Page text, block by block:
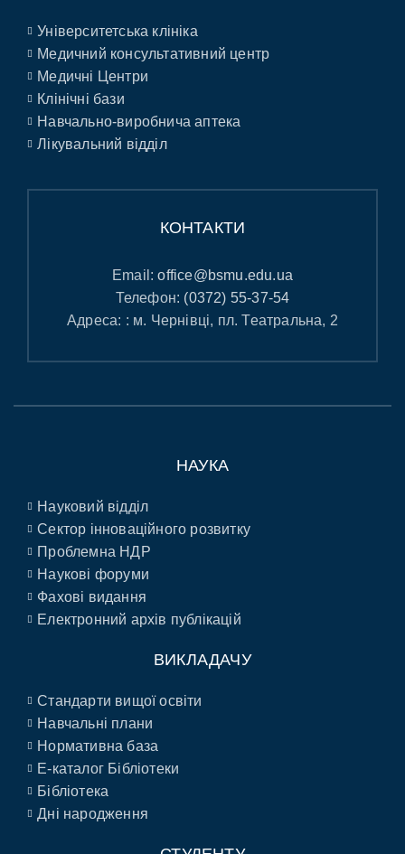
Університетська клініка
Медичний консультативний центр
Медичні Центри
Клінічні бази
Навчально-виробнича аптека
Лікувальний відділ
КОНТАКТИ
Email:office@bsmu.edu.ua
Телефон: (0372) 55-37-54
Адреса: : м. Чернівці, пл. Театральна, 2
НАУКА
Науковий відділ
Сектор інноваційного розвитку
Проблемна НДР
Наукові форуми
Фахові видання
Електронний архів публікацій
ВИКЛАДАЧУ
Стандарти вищої освіти
Навчальні плани
Нормативна база
E-каталог Бібліотеки
Бібліотека
Дні народження